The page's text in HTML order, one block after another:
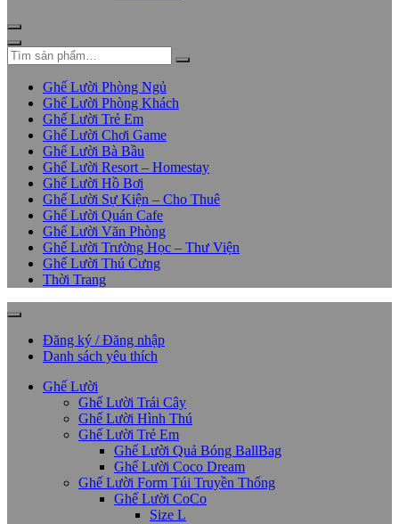
Ghế Lười Phòng Ngủ
Ghế Lười Phòng Khách
Ghế Lười Trẻ Em
Ghế Lười Chơi Game
Ghế Lười Bà Bầu
Ghế Lười Resort – Homestay
Ghế Lười Hồ Bơi
Ghế Lười Sự Kiện – Cho Thuê
Ghế Lười Quán Cafe
Ghế Lười Văn Phòng
Ghế Lười Trường Học – Thư Viện
Ghế Lười Thú Cưng
Thời Trang
Đăng ký / Đăng nhập
Danh sách yêu thích
Ghế Lười
Ghế Lười Trái Cây
Ghế Lười Hình Thú
Ghế Lười Trẻ Em
Ghế Lười Quả Bóng BallBag
Ghế Lười Coco Dream
Ghế Lười Form Túi Truyền Thống
Ghế Lười CoCo
Size L